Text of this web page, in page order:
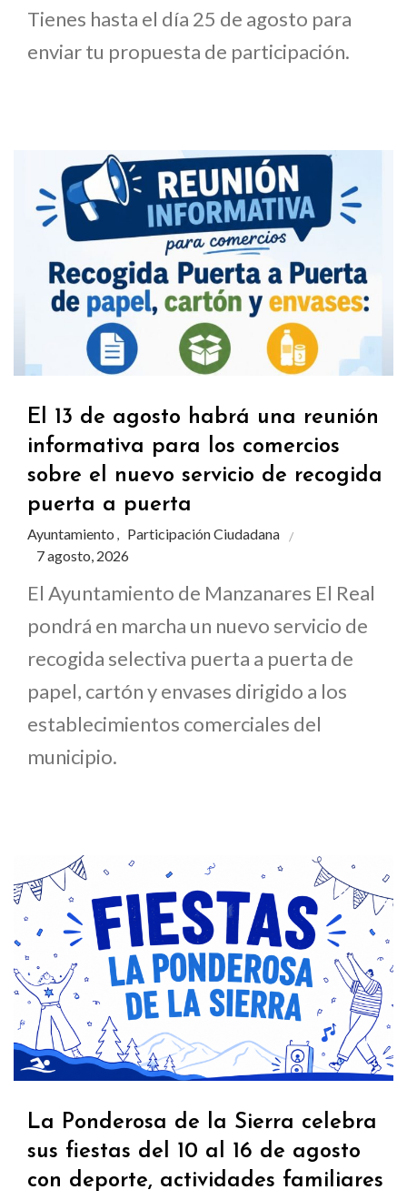
Tienes hasta el día 25 de agosto para
enviar tu propuesta de participación.
El 13 de agosto habrá una reunión
informativa para los comercios
sobre el nuevo servicio de recogida
puerta a puerta
Ayuntamiento , Participación Ciudadana
7 agosto, 2026
El Ayuntamiento de Manzanares El Real
pondrá en marcha un nuevo servicio de
recogida selectiva puerta a puerta de
papel, cartón y envases dirigido a los
establecimientos comerciales del
municipio.
La Ponderosa de la Sierra celebra
sus fiestas del 10 al 16 de agosto
con deporte, actividades familiares